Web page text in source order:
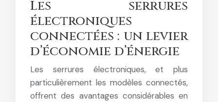
Les serrures
électroniques
connectées : un levier
d’économie d’énergie
Les serrures électroniques, et plus
particulièrement les modèles connectés,
offrent des avantages considérables en